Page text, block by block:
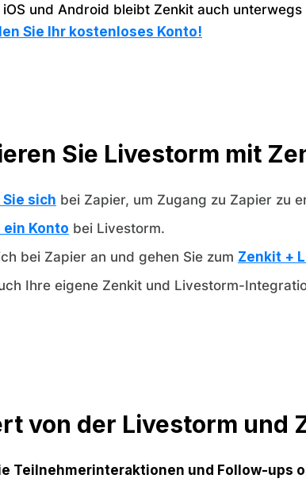
und Android bleibt Zenkit auch
Sie Ihr kostenloses Konto!
Sie Livestorm mit
sich bei Zapier, um Zugang zu Zapier zu
ein Konto bei Livestorm.
bei Zapier an und gehen Sie zum Zenkit +
Ihre eigene Zenkit und Livestorm-
von der Livestorm und
Teilnehmerinteraktionen und Follow-ups